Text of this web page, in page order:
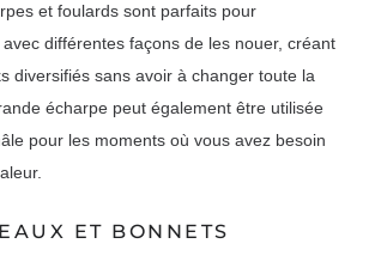
et foulards sont parfaits pour
différentes façons de les nouer, créant
diversifiés sans avoir à changer toute la
écharpe peut également être utilisée
pour les moments où vous avez besoin
ET BONNETS